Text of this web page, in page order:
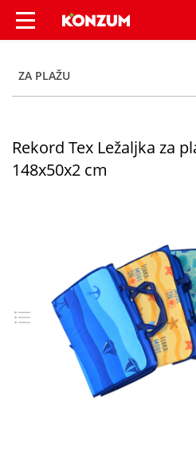
Rekord Tex
ZA PLAŽU
Rekord Tex Ležaljka za
148x50x2 cm